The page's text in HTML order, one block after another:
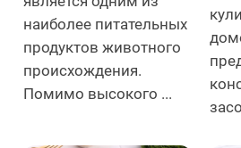
наиболее питательных
продуктов животного
происхождения.
Помимо высокого ...